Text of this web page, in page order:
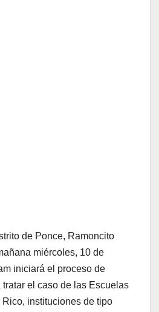
de Ponce, Ramoncito
miércoles, 10 de
iniciará el proceso de
el caso de las Escuelas
instituciones de tipo